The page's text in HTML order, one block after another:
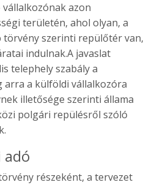
azon
területén, ahol olyan, a
törvény szerinti repülőtér van,
indulnak.A javaslat
telephely szabály a
a külföldi vállalkozóra
illetősége szerinti állama
polgári repülésről szóló
adó
részeként, a tervezet